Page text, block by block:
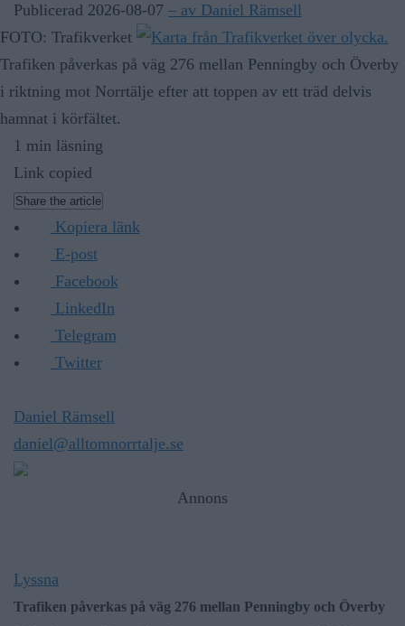
Publicerad 2026-08-07 – av Daniel Rämsell
FOTO: Trafikverket
Trafiken påverkas på väg 276 mellan Penningby och Överby
i riktning mot Norrtälje efter att toppen av ett träd delvis
hamnat i körfältet.
1 min läsning
Link copied
Share the article
Kopiera länk
E-post
Facebook
LinkedIn
Telegram
Twitter
Daniel Rämsell
daniel@alltomnorrtalje.se
Annons
Lyssna
Trafiken påverkas på väg 276 mellan Penningby och Överby